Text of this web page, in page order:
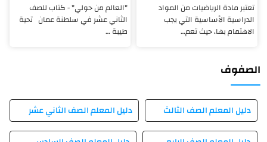
تعتبر مادة الرياضيات من المواد
الدراسية الأساسية التي يجب
الاهتمام بها، حيث تعم…
"العالم من حولي" - كتاب للصف
الثاني عشر في سلطنة عمان تحية
طيبة …
الصفوف
دليل المعلم الصف الثالث دليل المعلم الصف الثاني عشر